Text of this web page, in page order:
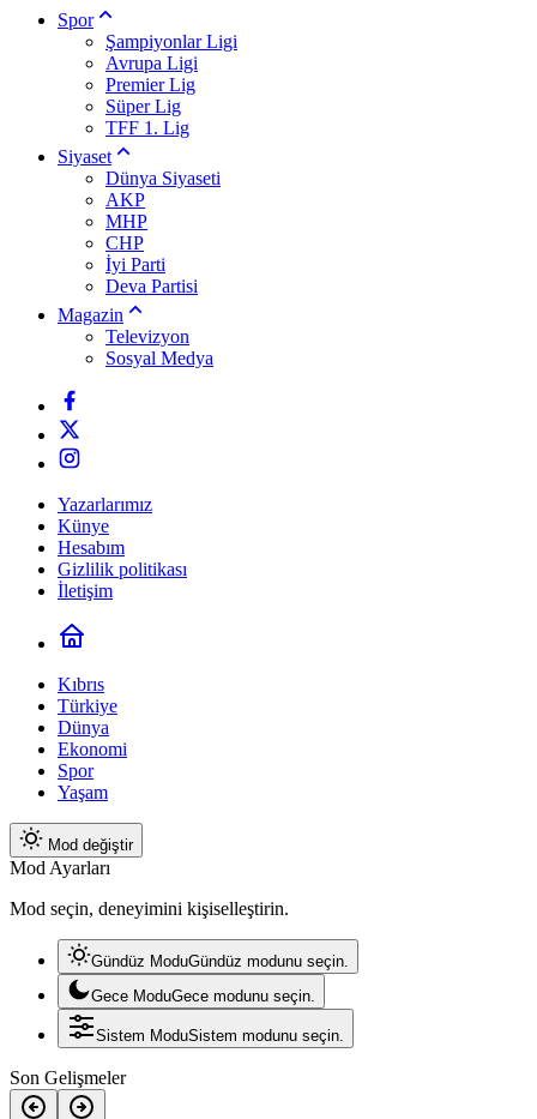
Spor
Şampiyonlar Ligi
Avrupa Ligi
Premier Lig
Süper Lig
TFF 1. Lig
Siyaset
Dünya Siyaseti
AKP
MHP
CHP
İyi Parti
Deva Partisi
Magazin
Televizyon
Sosyal Medya
Yazarlarımız
Künye
Hesabım
Gizlilik politikası
İletişim
Kıbrıs
Türkiye
Dünya
Ekonomi
Spor
Yaşam
Mod değiştir
Mod Ayarları
Mod seçin, deneyimini kişiselleştirin.
Gündüz ModuGündüz modunu seçin.
Gece ModuGece modunu seçin.
Sistem ModuSistem modunu seçin.
Son Gelişmeler